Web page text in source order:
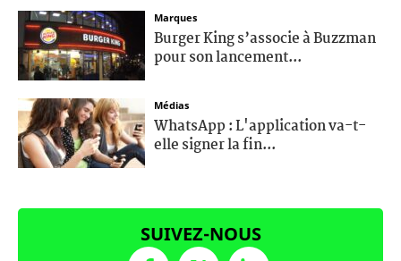
Marques
Burger King s’associe à Buzzman
pour son lancement...
Médias
WhatsApp : L'application va-t-
elle signer la fin...
SUIVEZ-NOUS